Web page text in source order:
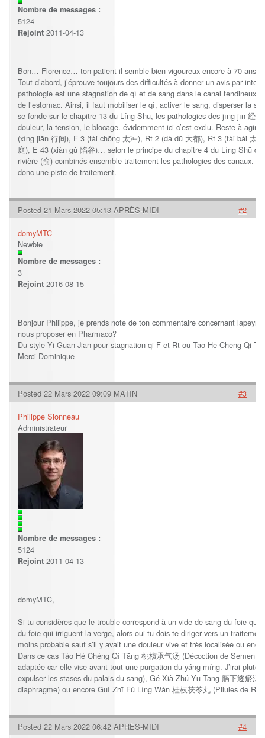
Nombre de messages :
5124
Rejoint 2011-04-13
Bon… Florence… ton patient il semble bien vigoureux encore à 70 ans !
Tout d’abord, j’éprouve toujours des difficultés à donner un avis par
pathologie est une stagnation de qì et de sang dans le canal tendineux
de l’estomac. Ainsi, il faut mobiliser le qì, activer le sang, disperser la
se fonde sur le chapitre 13 du Líng Shū, les pathologies des jīng jīn 经
douleur, la tension, le blocage. évidemment ici c’est exclu. Reste à agir
(xíng jiān 行间), F 3 (tài chōng 太冲), Rt 2 (dà dū 大都), Rt 3 (tài bái 太
庭), E 43 (xiàn gǔ 陷谷)… selon le principe du chapitre 4 du Líng Shū
rivière (俞) combinés ensemble traitement les pathologies des canaux.
donc une piste de traitement.
Posted 21 Mars 2022 05:13 APRÈS-MIDI #2
domyMTC
Newbie
Nombre de messages :
3
Rejoint 2016-08-15
Bonjour Philippe, je prends note de ton commentaire concernant
nous proposer en Pharmaco?
Du style Yi Guan Jian pour stagnation qi F et Rt ou Tao He Cheng Qi
Merci Dominique
Posted 22 Mars 2022 09:09 MATIN #3
Philippe Sionneau
Administrateur
Nombre de messages :
5124
Rejoint 2011-04-13
domyMTC,
Si tu considères que le trouble correspond à un vide de sang du foie
du foie qui irriguent la verge, alors oui tu dois te diriger vers un
moins probable sauf s’il y avait une douleur vive et très localisée ou
Dans ce cas Táo Hé Chéng Qì Tāng 桃核承气汤 (Décoction de Semen
adaptée car elle vise avant tout une purgation du yáng míng. J’irai
expulser les stases du palais du sang), Gé Xià Zhú Yū Tāng 膈下逐瘀
diaphragme) ou encore Guì Zhī Fú Líng Wán 桂枝茯苓丸 (Pilules de
Posted 22 Mars 2022 06:42 APRÈS-MIDI #4